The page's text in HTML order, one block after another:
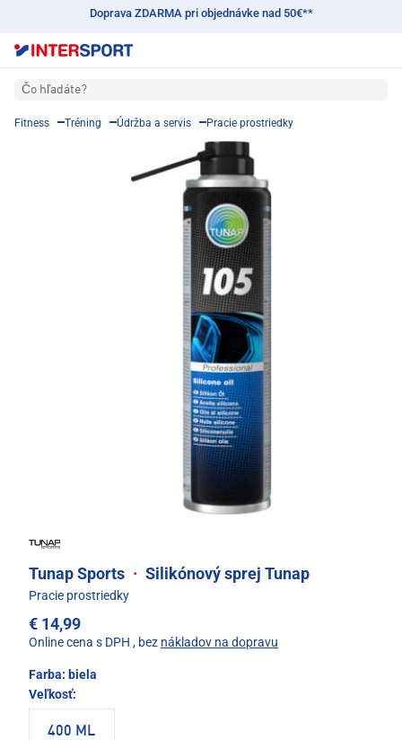
Doprava ZDARMA pri objednávke nad 50€**
Čo hľadáte?
Fitness Tréning Údržba a servis Pracie prostriedky
Tunap Sports · Silikónový sprej Tunap
Pracie prostriedky
€ 14,99
Online cena s DPH , bez nákladov na dopravu
Farba: biela
Veľkosť:
400 ML